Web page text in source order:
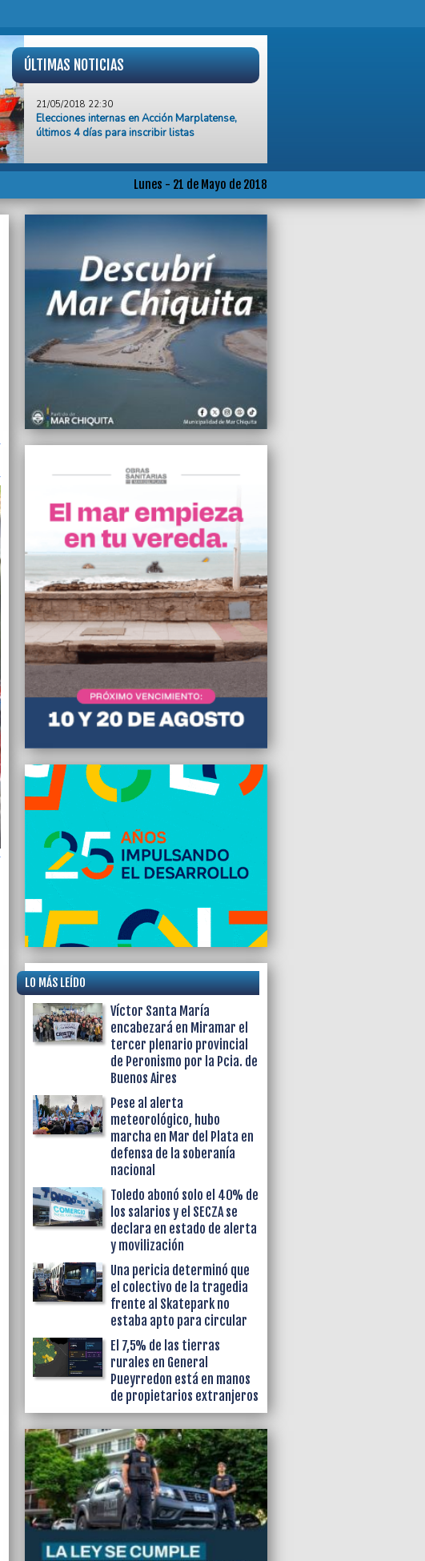
ÚLTIMAS NOTICIAS
21/05/2018 22:30
Elecciones internas en Acción Marplatense,
últimos 4 días para inscribir listas
huelga a los docentes
21/05/2018 20:45
Sampaoli dio la lista de los 23
Denuncian que cerraron 7.500 PyMEs desde
diciembre de 2015
21/05/2018 18:33
El Intendente puso en funcionamiento un nuevo
parador para personas en situación de calle
21/05/2018 09:30
El Municipio desarticuló una fiesta clandestina
21/05/2018 06:13
Piden pronta licitación del servicio de
transporte en General Pueyrredon
21/05/2018 05:55
Multitudinario 2do encuentro de minivóley y
Sub 12
21/05/2018 02:50
U.TE.R.A. declaró el estado de alerta y
movilización por la situación de PAMI
21/05/2018 00:45
Maduro fue reelegido en Venezuela con casi
seis millones de votos
Lunes - 21 de Mayo de 2018
LO MÁS LEÍDO
Víctor Santa María
encabezará en Miramar el
tercer plenario provincial
de Peronismo por la Pcia. de
Buenos Aires
Pese al alerta
meteorológico, hubo
marcha en Mar del Plata en
defensa de la soberanía
nacional
Toledo abonó solo el 40% de
los salarios y el SECZA se
declara en estado de alerta
y movilización
Una pericia determinó que
el colectivo de la tragedia
frente al Skatepark no
estaba apto para circular
El 7,5% de las tierras
rurales en General
Pueyrredon está en manos
de propietarios extranjeros